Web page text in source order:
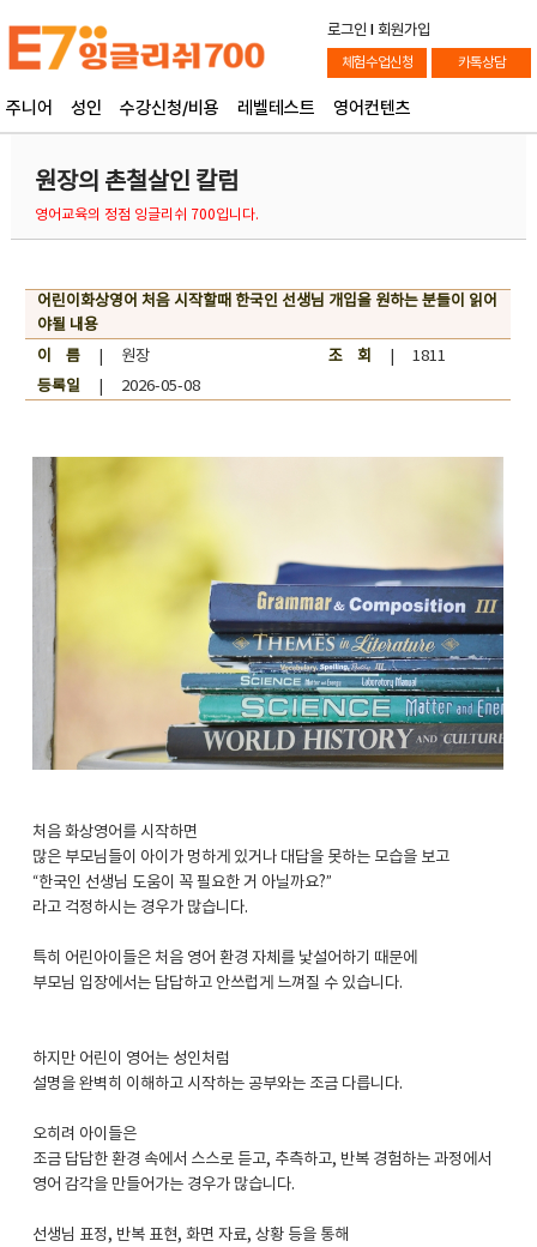
로그인 l 회원가입
체험수업신청 카톡상담
주니어 성인 수강신청/비용 레벨테스트 영어컨텐츠
원장의 촌철살인 칼럼
영어교육의 정점 잉글리쉬 700입니다.
어린이화상영어 처음 시작할때 한국인 선생님 개입을 원하는 분들이 읽어
야될 내용
이 름| 원장 조 회
| 1811
등록일| 2026-05-08
처음 화상영어를 시작하면
많은 부모님들이 아이가 멍하게 있거나 대답을 못하는 모습을 보고
“한국인 선생님 도움이 꼭 필요한 거 아닐까요?”
라고 걱정하시는 경우가 많습니다.
특히 어린아이들은 처음 영어 환경 자체를 낯설어하기 때문에
부모님 입장에서는 답답하고 안쓰럽게 느껴질 수 있습니다.
하지만 어린이 영어는 성인처럼
설명을 완벽히 이해하고 시작하는 공부와는 조금 다릅니다.
오히려 아이들은
조금 답답한 환경 속에서 스스로 듣고, 추측하고, 반복 경험하는 과정에서
영어 감각을 만들어가는 경우가 많습니다.
선생님 표정, 반복 표현, 화면 자료, 상황 등을 통해